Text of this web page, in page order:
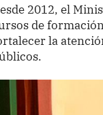
2012, el
de
la